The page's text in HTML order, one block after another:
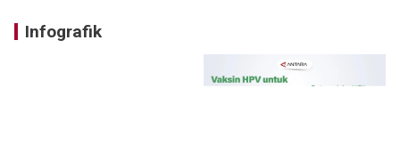
Infografik